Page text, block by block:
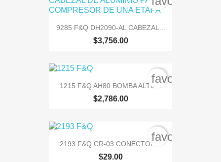
9285 F&Q DH2090-AL CABEZAL...
$3,756.00
1215 F&Q AH80 BOMBA ALTO...
$2,786.00
2193 F&Q CR-03 CONECTOR...
$29.00